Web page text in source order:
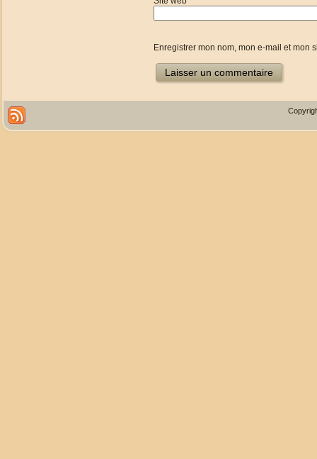
Enregistrer mon nom, mon e-mail et mon